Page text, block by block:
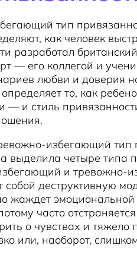
тип
как человек
разработал
— его коллегой и
любви и доверия
то, как
— и стиль
избегающий тип
выделила четыре типа
и тревожно-
собой деструктивную
жаждет эмоциональной
часто
о чувствах и
или, наоборот,